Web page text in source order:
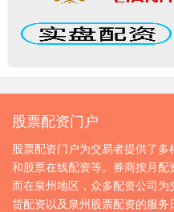
股票配资门户
股票配资门户为交易者提供了
和股票在线配资等。券商按月配
而在泉州地区，众多配资公司
货配资以及泉州股票配资的服务